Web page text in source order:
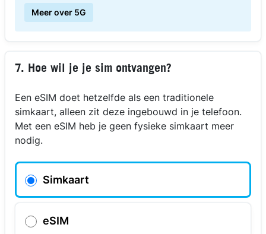
Meer over 5G
7. Hoe wil je je sim ontvangen?
Een eSIM doet hetzelfde als een traditionele
simkaart, alleen zit deze ingebouwd in je telefoon.
Met een eSIM heb je geen fysieke simkaart meer
nodig.
Simkaart
eSIM